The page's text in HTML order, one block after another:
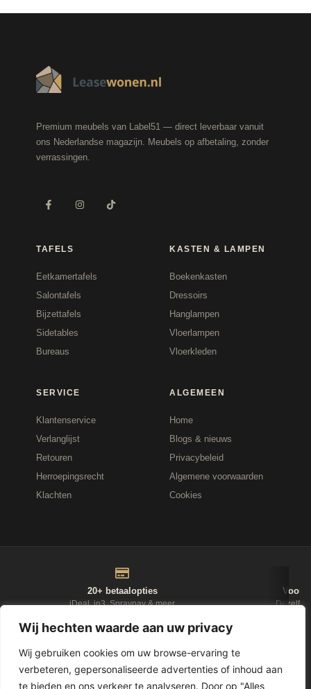
Wij hechten waarde aan uw privacy
Wij gebruiken cookies om uw browse-ervaring te
verbeteren, gepersonaliseerde advertenties of inhoud aan
te bieden en ons verkeer te analyseren. Door op "Alles
Premium meubels van Label51 — direct leverbaar vanuit
ons Nederlandse magazijn. Meubels op afbetaling, zonder
verrassingen.
TAFELS
Eetkamertafels
Salontafels
Bijzettafels
Sidetables
Bureaus
KASTEN & LAMPEN
Boekenkasten
Dressoirs
Hanglampen
Vloerlampen
Vloerkleden
SERVICE
Klantenservice
Verlanglijst
Retouren
Herroepingsrecht
Klachten
ALGEMEEN
Home
Blogs & nieuws
Privacybeleid
Algemene voorwaarden
Cookies
20+ betaalopties
iDeal, in3, Spraypay & meer
Voor
NIEUWSBRIEF